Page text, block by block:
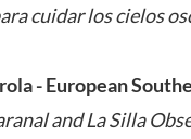
cuidar los cielos
- European
and La Silla